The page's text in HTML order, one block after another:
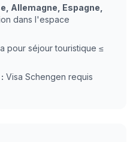
Allemagne, Espagne,
dans l'espace
pour séjour touristique ≤
Visa Schengen requis